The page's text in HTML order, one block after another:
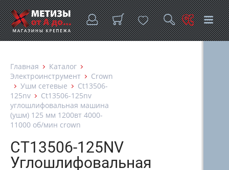
Главная
Каталог
Электроинструмент
Crown
Ушм сетевые
Ct13506-
125nv
Ct13506-125nv
углошлифовальная машина
(ушм) 125 мм 1200вт 4000-
11000 об/мин crown
CT13506-125NV
Углошлифовальная